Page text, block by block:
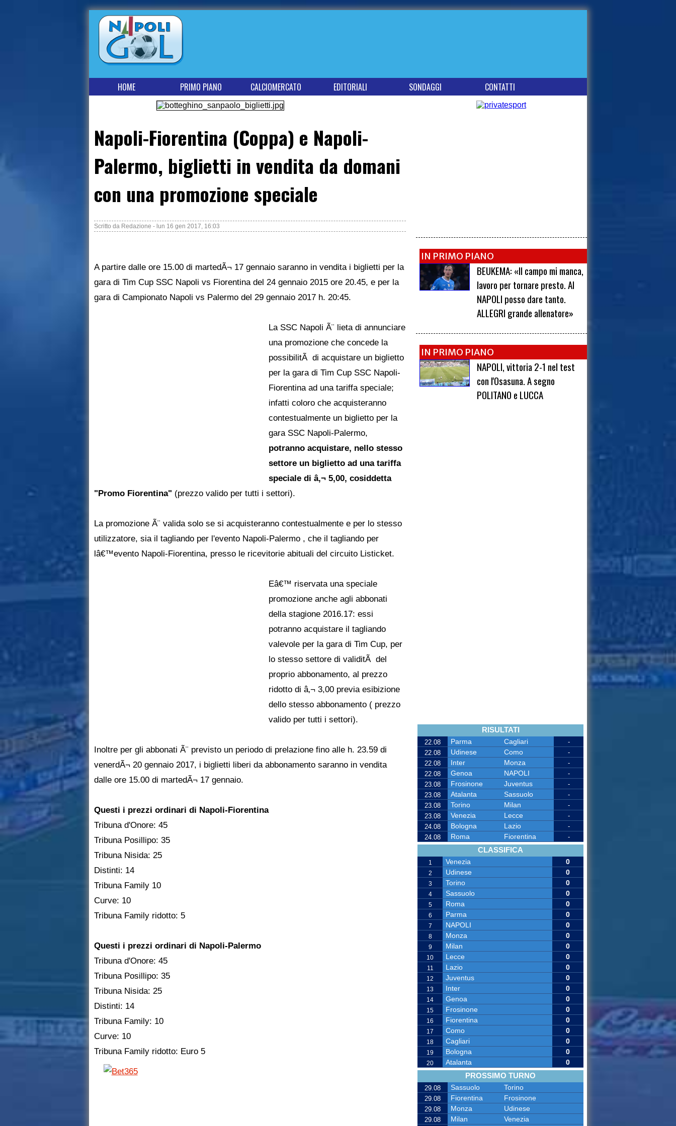
HOME PRIMO PIANO CALCIOMERCATO EDITORIALI SONDAGGI CONTATTI
Napoli-Fiorentina (Coppa) e Napoli-
Palermo, biglietti in vendita da domani
con una promozione speciale
Scritto da Redazione - lun 16 gen 2017, 16:03
A partire dalle ore 15.00 di martedÃ¬ 17 gennaio saranno in vendita i biglietti per la
gara di Tim Cup SSC Napoli vs Fiorentina del 24 gennaio 2015 ore 20.45, e per la
gara di Campionato Napoli vs Palermo del 29 gennaio 2017 h. 20:45.
La SSC Napoli Ã¨ lieta di annunciare
una promozione che concede la
possibilitÃ di acquistare un biglietto
per la gara di Tim Cup SSC Napoli-
Fiorentina ad una tariffa speciale;
infatti coloro che acquisteranno
contestualmente un biglietto per la
gara SSC Napoli-Palermo,
potranno acquistare, nello stesso
settore un biglietto ad una tariffa
speciale di â‚¬ 5,00, cosiddetta
"Promo Fiorentina" (prezzo valido per tutti i settori).
La promozione Ã¨ valida solo se si acquisteranno contestualmente e per lo stesso
utilizzatore, sia il tagliando per l'evento Napoli-Palermo , che il tagliando per
lâ€™evento Napoli-Fiorentina, presso le ricevitorie abituali del circuito Listicket.
Eâ€™ riservata una speciale
promozione anche agli abbonati
della stagione 2016.17: essi
potranno acquistare il tagliando
valevole per la gara di Tim Cup, per
lo stesso settore di validitÃ del
proprio abbonamento, al prezzo
ridotto di â‚¬ 3,00 previa esibizione
dello stesso abbonamento ( prezzo
valido per tutti i settori).
Inoltre per gli abbonati Ã¨ previsto un periodo di prelazione fino alle h. 23.59 di
venerdÃ¬ 20 gennaio 2017, i biglietti liberi da abbonamento saranno in vendita
dalle ore 15.00 di martedÃ¬ 17 gennaio.
Questi i prezzi ordinari di Napoli-Fiorentina
Tribuna d'Onore: 45
Tribuna Posillipo: 35
Tribuna Nisida: 25
Distinti: 14
Tribuna Family 10
Curve: 10
Tribuna Family ridotto: 5
Questi i prezzi ordinari di Napoli-Palermo
Tribuna d'Onore: 45
Tribuna Posillipo: 35
Tribuna Nisida: 25
Distinti: 14
Tribuna Family: 10
Curve: 10
Tribuna Family ridotto: Euro 5
IN PRIMO PIANO
BEUKEMA: «Il campo mi manca,
lavoro per tornare presto. Al
NAPOLI posso dare tanto.
ALLEGRI grande allenatore»
IN PRIMO PIANO
NAPOLI, vittoria 2-1 nel test
con l'Osasuna. A segno
POLITANO e LUCCA
RISULTATI
22.08 Parma Cagliari
-
22.08
Udinese Como
-
22.08
Inter Monza
-
22.08
Genoa NAPOLI
-
23.08
Frosinone Juventus
-
23.08
Atalanta Sassuolo
-
23.08
Torino Milan
-
23.08
Venezia Lecce
-
24.08
Bologna Lazio
-
24.08
Roma Fiorentina -
CLASSIFICA
1 Venezia 0
2 Udinese 0
3 Torino 0
4 Sassuolo 0
5 Roma 0
6 Parma 0
7 NAPOLI 0
8 Monza 0
9 Milan 0
10 Lecce 0
11 Lazio 0
12 Juventus 0
13 Inter 0
14 Genoa 0
15 Frosinone 0
16 Fiorentina 0
17 Como 0
18 Cagliari 0
19 Bologna 0
20 Atalanta 0
PROSSIMO TURNO
29.08 Sassuolo Torino
29.08 Fiorentina Frosinone
29.08 Monza Udinese
29.08 Milan
Venezia